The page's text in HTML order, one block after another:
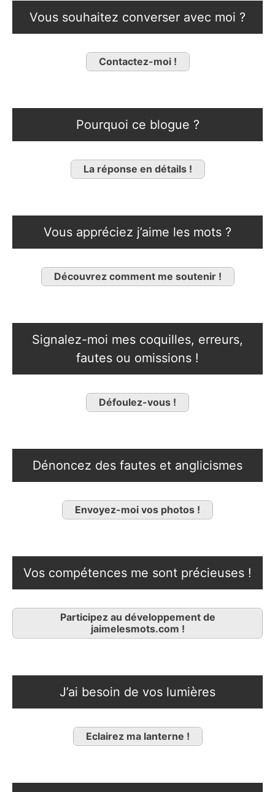
Vous souhaitez converser avec moi ?
Contactez-moi !
Pourquoi ce blogue ?
La réponse en détails !
Vous appréciez j’aime les mots ?
Découvrez comment me soutenir !
Signalez-moi mes coquilles, erreurs,
fautes ou omissions !
Défoulez-vous !
Dénoncez des fautes et anglicismes
Envoyez-moi vos photos !
Vos compétences me sont précieuses !
Participez au développement de
jaimelesmots.com !
J’ai besoin de vos lumières
Eclairez ma lanterne !